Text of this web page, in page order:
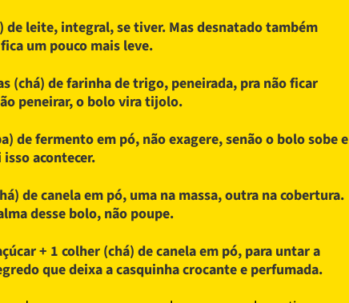
de leite, integral, se tiver. Mas desnatado também
um pouco mais leve.
(chá) de farinha de trigo, peneirada, pra não ficar
peneirar, o bolo vira tijolo.
de fermento em pó, não exagere, senão o bolo sobe e
acontecer.
de canela em pó, uma na massa, outra na cobertura.
desse bolo, não poupe.
+ 1 colher (chá) de canela em pó, para untar a
que deixa a casquinha crocante e perfumada.